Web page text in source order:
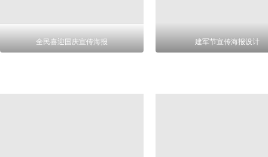
全民喜迎国庆宣传海报 建军节宣传海报设计